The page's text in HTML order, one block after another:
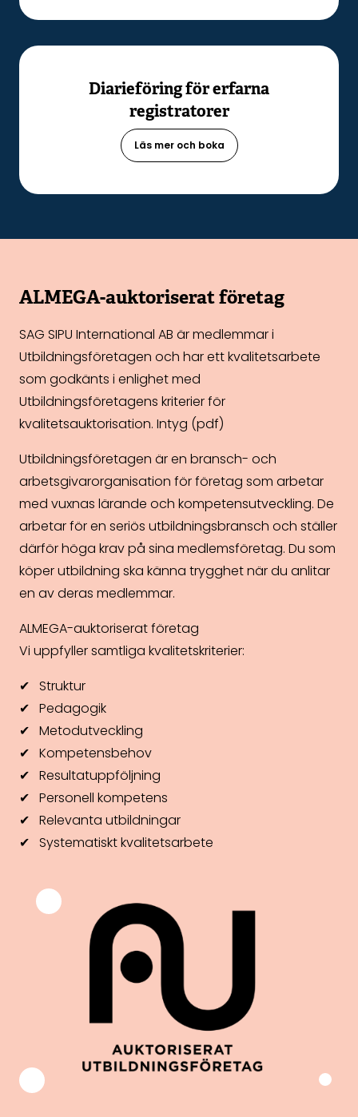
Diarieföring för erfarna
registratorer
Läs mer och boka
ALMEGA-auktoriserat företag
SAG SIPU International AB är medlemmar i
Utbildningsföretagen och har ett kvalitetsarbete
som godkänts i enlighet med
Utbildningsföretagens kriterier för
kvalitetsauktorisation. Intyg (pdf)
Utbildningsföretagen är en bransch- och
arbetsgivarorganisation för företag som arbetar
med vuxnas lärande och kompetensutveckling. De
arbetar för en seriös utbildningsbransch och ställer
därför höga krav på sina medlems­företag. Du som
köper utbildning ska känna trygghet när du anlitar
en av deras medlemmar.
ALMEGA-auktoriserat företag
Vi uppfyller samtliga kvalitetskriterier:
✔ Struktur
✔ Pedagogik
✔ Metodutveckling
✔ Kompetensbehov
✔ Resultatuppföljning
✔ Personell kompetens
✔ Relevanta utbildningar
✔ Systematiskt kvalitetsarbete